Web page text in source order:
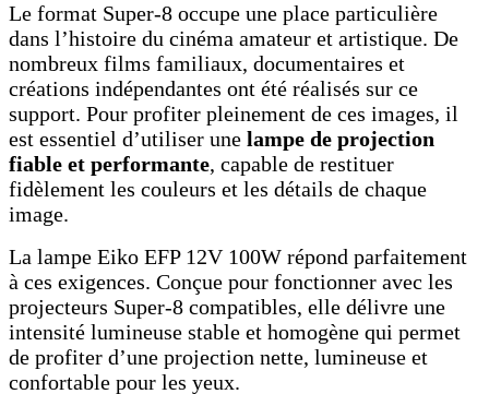
Le format Super-8 occupe une place particulière
dans l’histoire du cinéma amateur et artistique. De
nombreux films familiaux, documentaires et
créations indépendantes ont été réalisés sur ce
support. Pour profiter pleinement de ces images, il
est essentiel d’utiliser une lampe de projection
fiable et performante, capable de restituer
fidèlement les couleurs et les détails de chaque
image.
La lampe Eiko EFP 12V 100W répond parfaitement
à ces exigences. Conçue pour fonctionner avec les
projecteurs Super-8 compatibles, elle délivre une
intensité lumineuse stable et homogène qui permet
de profiter d’une projection nette, lumineuse et
confortable pour les yeux.